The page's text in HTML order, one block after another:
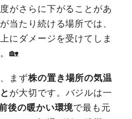
がさらに下がることがあ
当たり続ける場所では、
にダメージを受けてしま
🏡
まず株の置き場所の気温
が大切です。バジルは一
の暖かい環境で最も元